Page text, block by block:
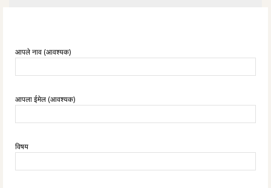
आपले नाव (आवश्यक)
आपला ईमेल (आवश्यक)
विषय